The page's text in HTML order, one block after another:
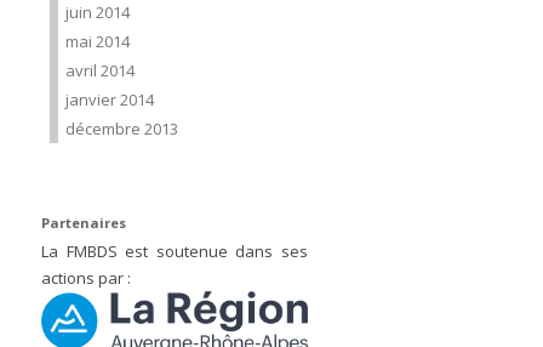
juin 2014
mai 2014
avril 2014
janvier 2014
décembre 2013
Partenaires
La FMBDS est soutenue dans ses
actions par :